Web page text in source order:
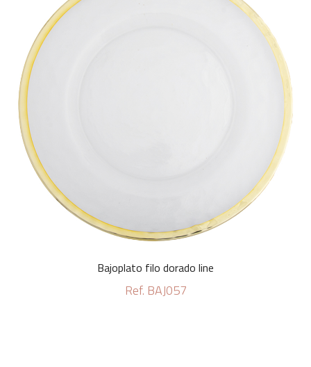
Bajoplato filo dorado line
Ref. BAJ057